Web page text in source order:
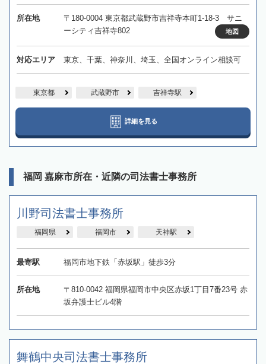
所在地
〒180-0004 東京都武蔵野市吉祥寺本町1-18-3 サニ
ーシティ吉祥寺802
地図
対応エリア 東京、千葉、神奈川、埼玉、全国オンライン相談可
東京都 武蔵野市 吉祥寺駅
詳細を見る
福岡 嘉麻市所在・近隣の司法書士事務所
川野司法書士事務所
福岡県 福岡市 天神駅
最寄駅 福岡市地下鉄「赤坂駅」徒歩3分
所在地
〒810-0042 福岡県福岡市中央区赤坂1丁目7番23号 赤
坂弁護士ビル4階
舞鶴中央司法書士事務所